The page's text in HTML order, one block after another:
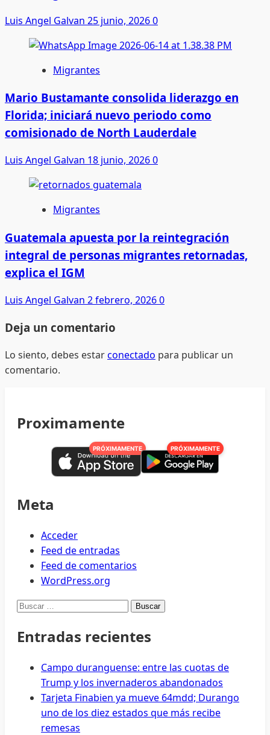
Luis Angel Galvan 25 junio, 20260
Migrantes
Mario Bustamante consolida liderazgo en
Florida; iniciará nuevo periodo como
comisionado de North Lauderdale
Luis Angel Galvan 18 junio, 20260
Migrantes
Guatemala apuesta por la reintegración
integral de personas migrantes retornadas,
explica el IGM
Luis Angel Galvan 2 febrero, 20260
Deja un comentario
Lo siento, debes estarconectado para publicar un
comentario.
Proximamente
PRÓXIMAMENTE PRÓXIMAMENTE
Meta
Acceder
Feed de entradas
Feed de comentarios
WordPress.org
Buscar:
Entradas recientes
Campo duranguense: entre las cuotas de
Trump y los invernaderos abandonados
Tarjeta Finabien ya mueve 64mdd; Durango
uno de los diez estados que más recibe
remesas